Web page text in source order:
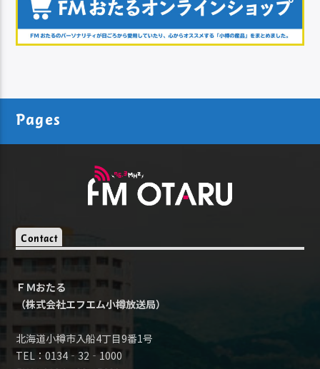
Pages
Contact
ＦＭおたる
（株式会社エフエム小樽放送局）
北海道小樽市入船4丁目9番1号
TEL：0134‐32‐1000